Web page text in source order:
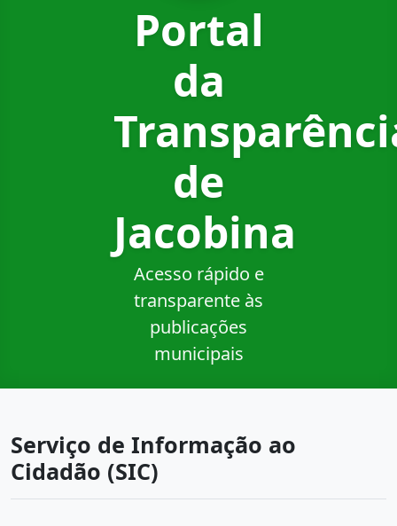
Portal
da
de
Jacobina
Acesso rápido e
transparente às
publicações
municipais
Serviço de Informação ao
Cidadão (SIC)